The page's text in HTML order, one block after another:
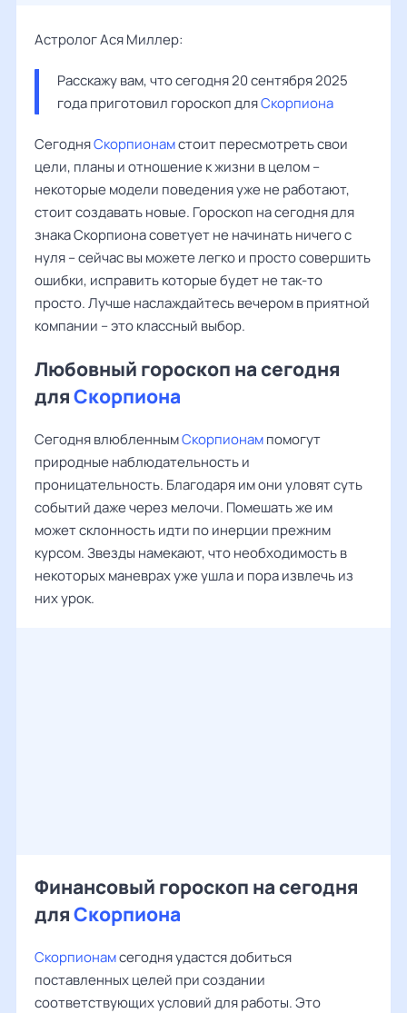
Астролог Ася Миллер:
Расскажу вам, что сегодня 20 сентября 2025
года приготовил гороскоп для Скорпиона
СегодняСкорпионамстоит пересмотреть свои
цели, планы и отношение к жизни в целом –
некоторые модели поведения уже не работают,
стоит создавать новые. Гороскоп на сегодня для
знака Скорпиона советует не начинать ничего с
нуля – сейчас вы можете легко и просто совершить
ошибки, исправить которые будет не так-то
просто. Лучше наслаждайтесь вечером в приятной
компании – это классный выбор.
Любовный гороскоп на сегодня
дляСкорпиона
Сегодня влюбленнымСкорпионампомогут
природные наблюдательность и
проницательность. Благодаря им они уловят суть
событий даже через мелочи. Помешать же им
может склонность идти по инерции прежним
курсом. Звезды намекают, что необходимость в
некоторых маневрах уже ушла и пора извлечь из
них урок.
Финансовый гороскоп на сегодня
дляСкорпиона
Скорпионамсегодня удастся добиться
поставленных целей при создании
соответствующих условий для работы. Это